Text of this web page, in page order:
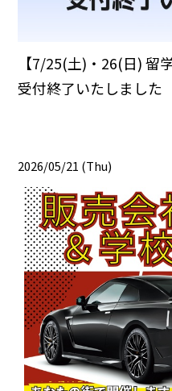
【7/25(土)・26(日) 留
受付終了いたしました
2026/05/21 (Thu)